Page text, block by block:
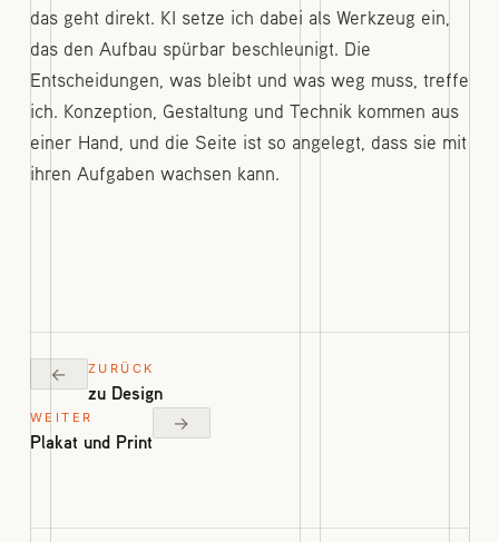
das geht direkt. KI setze ich dabei als Werkzeug ein,
das den Aufbau spürbar beschleunigt. Die
Entscheidungen, was bleibt und was weg muss, treffe
ich. Konzeption, Gestaltung und Technik kommen aus
einer Hand, und die Seite ist so angelegt, dass sie mit
ihren Aufgaben wachsen kann.
← ZURÜCK
zu Design
WEITER
Plakat und Print
→